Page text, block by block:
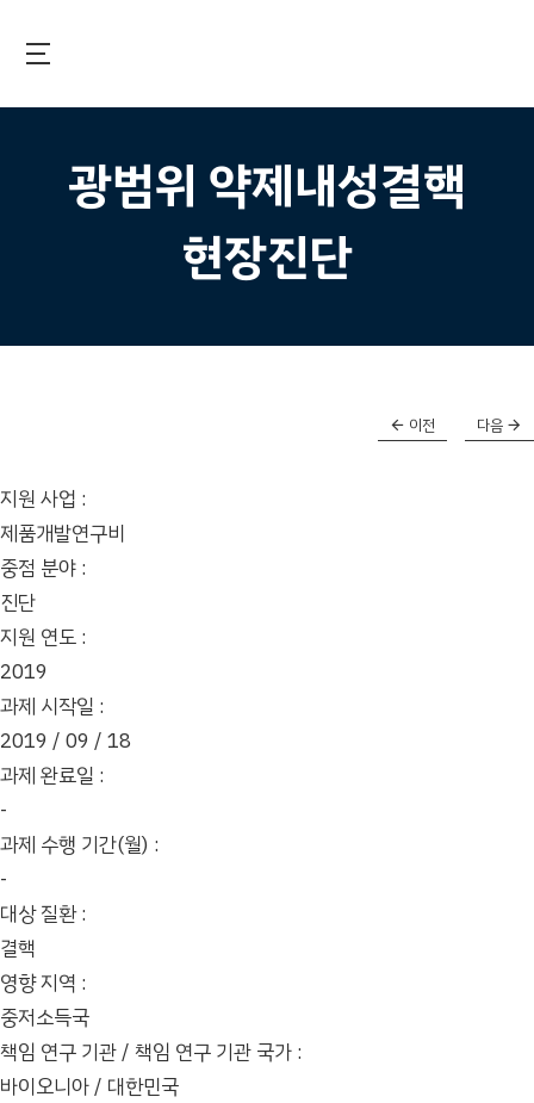
국제보건기술연구기금
광범위 약제내성결핵
현장진단
이전 다음
지원 사업 :
제품개발연구비
중점 분야 :
진단
지원 연도 :
2019
과제 시작일 :
2019 / 09 / 18
과제 완료일 :
-
과제 수행 기간(월) :
-
대상 질환 :
결핵
영향 지역 :
중저소득국
책임 연구 기관 / 책임 연구 기관 국가 :
바이오니아 / 대한민국